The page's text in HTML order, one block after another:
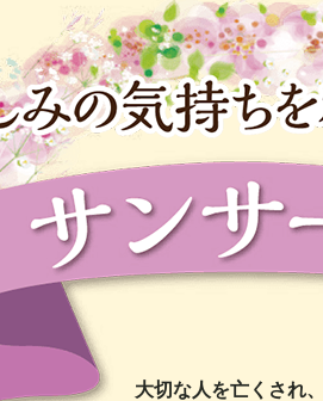
大切な人を亡くされ、